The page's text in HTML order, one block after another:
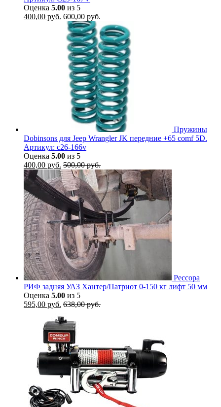
Оценка 5.00 из 5
400,00 руб. 600,00руб.
Пружины
Dobinsons для Jeep Wrangler JK передние +65 comf 5D.
Артикул: c26-166v
Оценка 5.00 из 5
400,00 руб. 500,00руб.
Рессора
РИФ задняя УАЗ Хантер/Патриот 0-150 кг лифт 50 мм
Оценка 5.00 из 5
595,00 руб. 638,00руб.